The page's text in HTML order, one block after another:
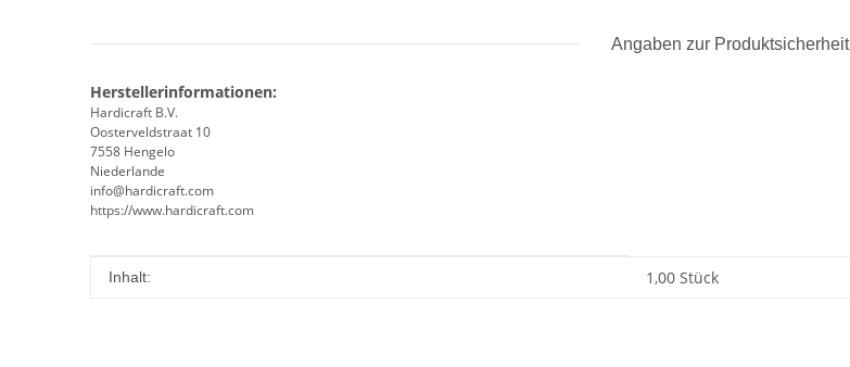
Angaben zur Produktsicherheit
Herstellerinformationen:
Hardicraft B.V.
Oosterveldstraat 10
7558 Hengelo
Niederlande
info@hardicraft.com
https://www.hardicraft.com
Produkteigenschaft
Wert
Inhalt: 1,00 Stück